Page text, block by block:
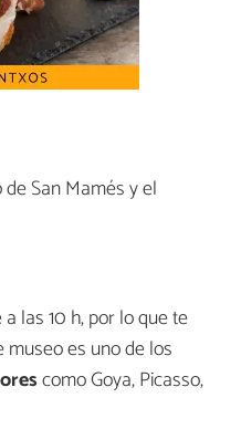
San Mamés y el
las 10 h, por lo que te
es uno de los
como Goya, Picasso,